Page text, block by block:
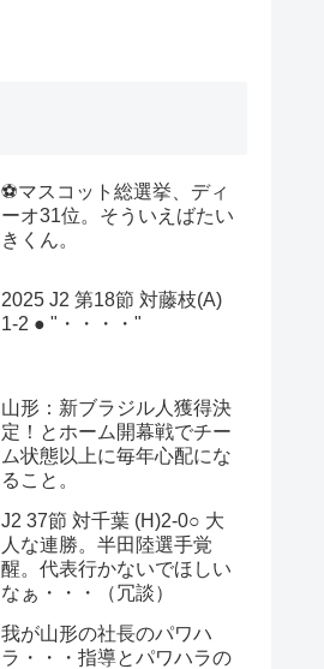
⚽マスコット総選挙、ディ
ーオ31位。そういえばたい
きくん。
2025 J2 第18節 対藤枝(A)
1-2 ● "・・・・"
山形：新ブラジル人獲得決
定！とホーム開幕戦でチー
ム状態以上に毎年心配にな
ること。
J2 37節 対千葉 (H)2-0○ 大
人な連勝。半田陸選手覚
醒。代表行かないでほしい
なぁ・・・（冗談）
我が山形の社長のパワハ
ラ・・・指導とパワハラの